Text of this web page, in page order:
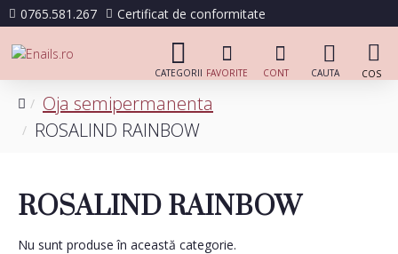
0765.581.267 Certificat de conformitate
Oja semipermanenta
ROSALIND RAINBOW
ROSALIND RAINBOW
Nu sunt produse în această categorie.